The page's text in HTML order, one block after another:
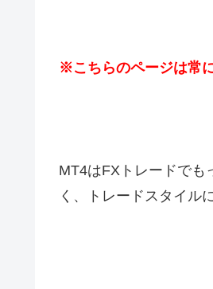
※こちらのページは常
MT4はFX トレードで
く、トレードスタイル